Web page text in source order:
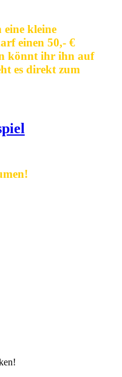
eine kleine
einen 50,- €
könnt ihr ihn auf
es direkt zum